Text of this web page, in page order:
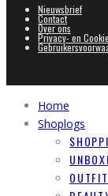
Nieuwsbrief
Contact
Over ons
Privacy- en
Home
Shoplogs